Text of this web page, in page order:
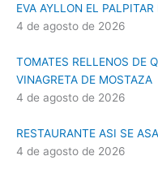
EVA AYLLON EL PALPITAR
4 de agosto de 2026
TOMATES RELLENOS DE
VINAGRETA DE MOSTAZA
4 de agosto de 2026
RESTAURANTE ASI SE ASA
4 de agosto de 2026